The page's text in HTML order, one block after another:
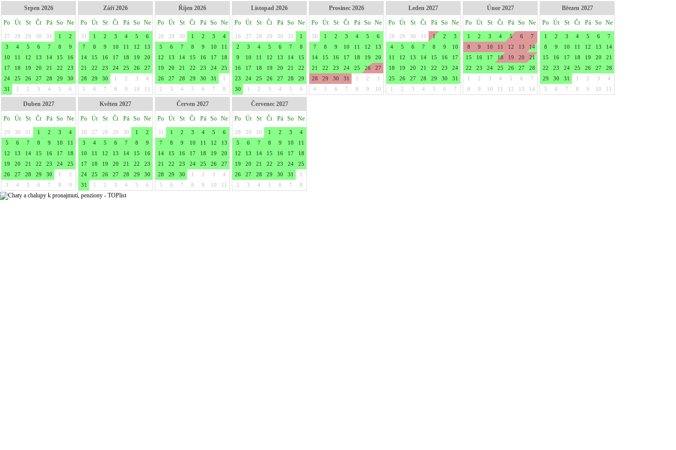
Srpen 2026
Po Út St Čt Pá So Ne
27 28 29 30 31 1
2
3
4 5 6 7 8
9
10
11 12 13 14 15
16
17
18 19 20 21 22
23
24
25 26 27 28 29
30
31
1 2 3 4 5 6
Září 2026
Po Út St Čt Pá So Ne
31 1 2 3 4 5
6
7
8 9 10 11 12
13
14
15 16 17 18 19
20
21
22 23 24 25 26
27
28
29 30 1 2 3
4
5
6 7 8 9 10 11
Říjen 2026
Po Út St Čt Pá So Ne
28 29 30 1 2 3
4
5
6 7 8 9 10
11
12
13 14 15 16 17
18
19
20 21 22 23 24
25
26
27 28 29 30 31
1
2
3 4 5 6 7 8
Listopad 2026
Po Út St Čt Pá So Ne
26 27 28 29 30 31
1
2
3 4 5 6 7
8
9
10 11 12 13 14
15
16
17 18 19 20 21
22
23
24 25 26 27 28
29
30
1 2 3 4 5 6
Prosinec 2026
Po Út St Čt Pá So Ne
30 1 2 3 4 5
6
7
8 9 10 11 12
13
14
15 16 17 18 19
20
21
22 23 24 25 26
27
28
29 30 31 1 2
3
4
5 6 7 8 9 10
Leden 2027
Po Út St Čt Pá So Ne
28 29 30 31 1 2
3
4
5 6 7 8 9
10
11
12 13 14 15 16
17
18
19 20 21 22 23
24
25
26 27 28 29 30
31
1
2 3 4 5 6 7
Únor 2027
Po Út St Čt Pá So Ne
1 2 3 4 5 6
7
8
9 10 11 12 13
14
15
16 17 18 19 20
21
22
23 24 25 26 27
28
1
2 3 4 5 6
7
8
9 10 11 12 13 14
Březen 2027
Po Út St Čt Pá So Ne
1 2 3 4 5 6
7
8
9 10 11 12 13
14
15
16 17 18 19 20
21
22
23 24 25 26 27
28
29
30 31 1 2 3
4
5
6 7 8 9 10 11
Duben 2027
Po Út St Čt Pá So Ne
29 30 31 1 2 3
4
5
6 7 8 9 10
11
12
13 14 15 16 17
18
19
20 21 22 23 24
25
26
27 28 29 30 1
2
3
4 5 6 7 8 9
Květen 2027
Po Út St Čt Pá So Ne
26 27 28 29 30 1
2
3
4 5 6 7 8
9
10
11 12 13 14 15
16
17
18 19 20 21 22
23
24
25 26 27 28 29
30
31
1 2 3 4 5 6
Červen 2027
Po Út St Čt Pá So Ne
31 1 2 3 4 5
6
7
8 9 10 11 12
13
14
15 16 17 18 19
20
21
22 23 24 25 26
27
28
29 30 1 2 3
4
5
6 7 8 9 10 11
Červenec 2027
Po Út St Čt Pá So Ne
28 29 30 1 2 3
4
5
6 7 8 9 10
11
12
13 14 15 16 17
18
19
20 21 22 23 24
25
26
27 28 29 30 31
1
2
3 4 5 6 7 8